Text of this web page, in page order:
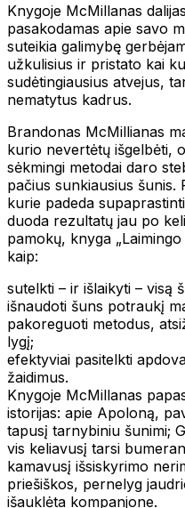
Knygoje McMillanas
pasakodamas apie savo
suteikia galimybę
užkulisius ir pristato kai
sudėtingiausius atvejus,
nematytus kadrus.
Brandonas McMillianas
kurio nevertėtų išgelbėti,
sėkmingi metodai daro
pačius sunkiausius šunis.
kurie padeda
duoda rezultatų jau po
pamokų, knyga
kaip:
sutelkti – ir išlaikyti – visą
išnaudoti šuns potraukį
pakoreguoti metodus,
lygį;
efektyviai pasitelkti
žaidimus.
Knygoje McMillanas
istorijas: apie Apoloną,
tapusį tarnybiniu šunimi;
vis keliavusį tarsi
kamavusį išsiskyrimo
priešiškos, pernelyg
išauklėta kompanjone.